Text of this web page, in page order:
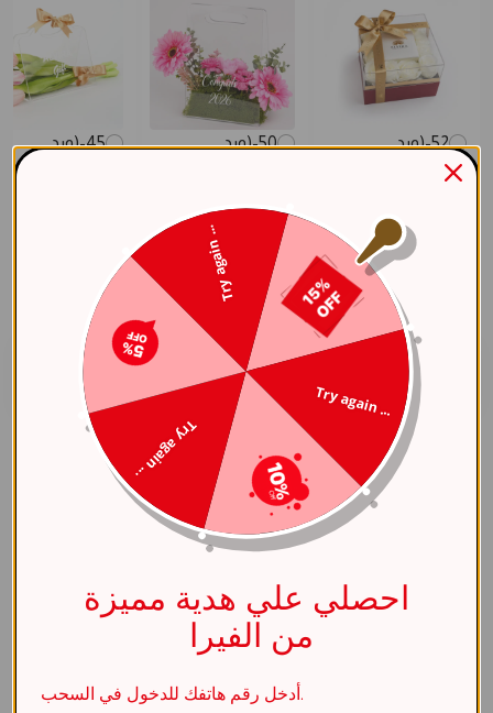
52-(ورد
صناعى)بوكس
50-(ورد
22.67
45-(ورد
صناعي)هدية
الملاحظات
مشاركة العنصر
فضي
Try again ...
Try again ...
Try again ...
احصلي علي هدية مميزة
من الفيرا
أدخل رقم هاتفك للدخول في السحب.